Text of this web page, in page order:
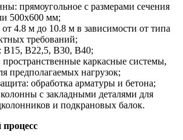
прямоугольное с размерами сечения
500х600 мм;
4.8 м до 10.8 м в зависимости от типа
требований;
В15, В22,5, В30, В40;
каркасные системы,
предполагаемых нагрузок;
обработка арматуры и бетона;
с закладными деталями для
и подкрановых балок.